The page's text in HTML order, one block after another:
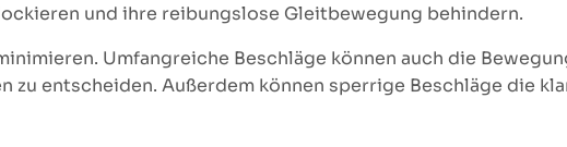
und ihre reibungslose Gleitbewegung behindern.
Umfangreiche Beschläge können auch die
entscheiden. Außerdem können sperrige Beschläge die